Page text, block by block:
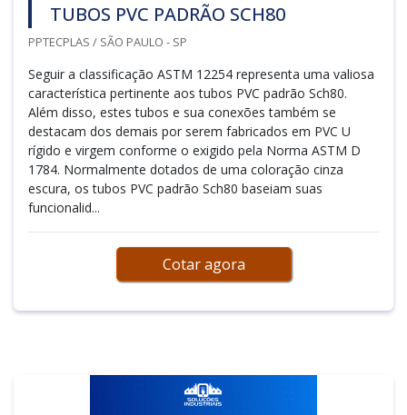
TUBOS PVC PADRÃO SCH80
PPTECPLAS / SÃO PAULO - SP
Seguir a classificação ASTM 12254 representa uma valiosa
característica pertinente aos tubos PVC padrão Sch80.
Além disso, estes tubos e sua conexões também se
destacam dos demais por serem fabricados em PVC U
rígido e virgem conforme o exigido pela Norma ASTM D
1784. Normalmente dotados de uma coloração cinza
escura, os tubos PVC padrão Sch80 baseiam suas
funcionalid...
Cotar agora